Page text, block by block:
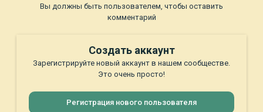
Вы должны быть пользователем, чтобы оставить
комментарий
Создать аккаунт
Зарегистрируйте новый аккаунт в нашем сообществе.
Это очень просто!
Регистрация нового пользователя